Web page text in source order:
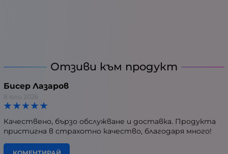
Отзиви към продукт
Бисер Лазаров
8 юли 2026
Качествено, бързо обслужване и доставка. Продукта
пристигна в страхотно качество, благодаря много!